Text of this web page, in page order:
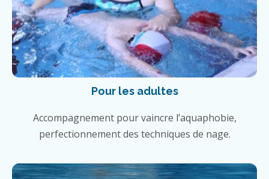
Pour les adultes
Accompagnement pour vaincre l’aquaphobie,
perfectionnement des techniques de nage.